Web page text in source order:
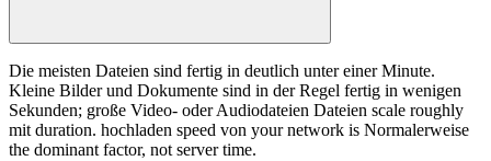
Die meisten Dateien sind fertig in deutlich unter einer Minute.
Kleine Bilder und Dokumente sind in der Regel fertig in wenigen
Sekunden; große Video- oder Audiodateien Dateien scale roughly
mit duration. hochladen speed von your network is Normalerweise
the dominant factor, not server time.